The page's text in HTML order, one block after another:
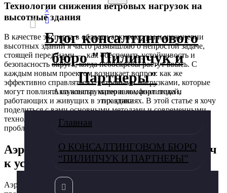
×
Блог консалтингового
бюро "Пилипчук и
Партнеры"
Актуальные материалы, аналитика и
практика
Главная
О КОНСАЛТИНГОВОМ БЮРО
“ПИЛИПЧУК И ПАРТНЕРЫ”
Технологии снижения ветровых нагрузок на
высотные здания
В качестве эксперта в области архитектуры и инженерии
высотных зданий я часто размышляю о непростой задаче,
стоящей перед нами — как обеспечить устойчивость и
безопасность округа, когда небоскрёбы растут ввысь. С
каждым новым проектом возникает вопрос: как же
эффективно справляться с ветровыми нагрузками, которые
могут повлиять на конструкцию и комфорт людей,
работающих и живущих в этих зданиях. В этой статье я хочу
поделиться с вами основными методами и современными
технологиями, которые могут помочь решить эту важную
проблему.
Аэродинамика зданий: основной ключ
к успеху
Аэродинамика зданий является важнейшим аспектом